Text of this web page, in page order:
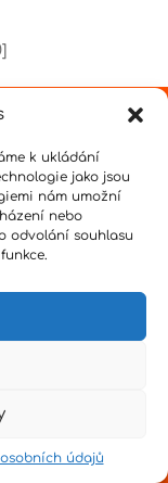
k ukládání
jako jsou
nám umožní
nebo
odvolání souhlasu
údajů
| Pro učitele